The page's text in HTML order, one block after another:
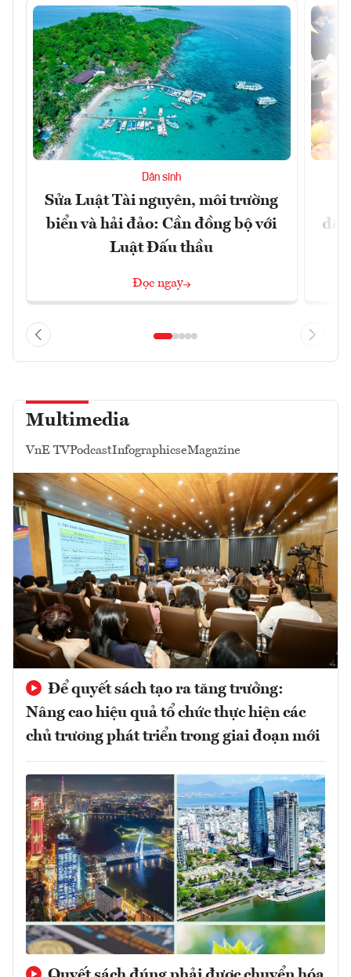
Dân sinh
Sửa Luật Tài nguyên, môi trường
biển và hải đảo: Cần đồng bộ với
Luật Đấu thầu
Đọc ngay
Multimedia
VnE TVPodcastInfographicseMagazine
Để quyết sách tạo ra tăng trưởng:
Nâng cao hiệu quả tổ chức thực hiện các
chủ trương phát triển trong giai đoạn mới